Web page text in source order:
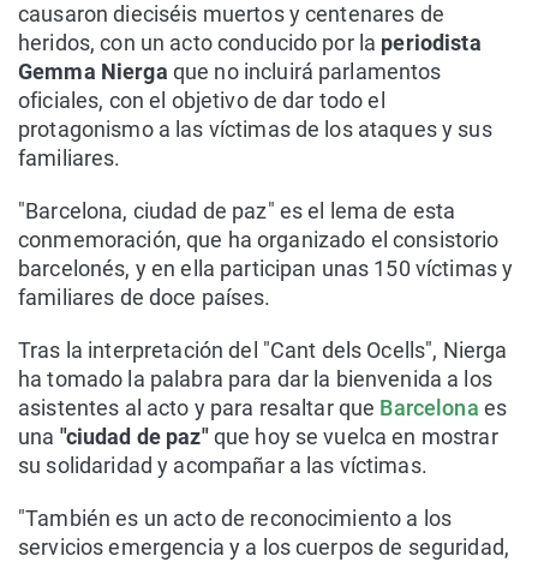
causaron dieciséis muertos y centenares de
heridos, con un acto conducido por la periodista
Gemma Nierga que no incluirá parlamentos
oficiales, con el objetivo de dar todo el
protagonismo a las víctimas de los ataques y sus
familiares.
"Barcelona, ciudad de paz" es el lema de esta
conmemoración, que ha organizado el consistorio
barcelonés, y en ella participan unas 150 víctimas y
familiares de doce países.
Tras la interpretación del "Cant dels Ocells", Nierga
ha tomado la palabra para dar la bienvenida a los
asistentes al acto y para resaltar que Barcelona es
una "ciudad de paz"que hoy se vuelca en mostrar
su solidaridad y acompañar a las víctimas.
"También es un acto de reconocimiento a los
servicios emergencia y a los cuerpos de seguridad,